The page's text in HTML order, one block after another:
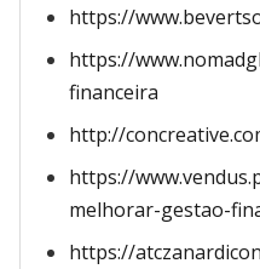
https://
https://
financeira
http://
https://
melhorar-gestao-
https://